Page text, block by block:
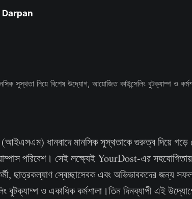
ধানবাদে মানসিক সুস্থতাকে গুরুত্ব দিয়ে
পরিবেশ। সেই লক্ষ্যেই YourDost-এর সহযোগিতায়
ছাত্রকল্যাণ স্বেচ্ছাসেবক এবং অভিভাবকদের জন্য
বুটক্যাম্প ও একাধিক কর্মশালা।তিন দিনব্যাপী এই